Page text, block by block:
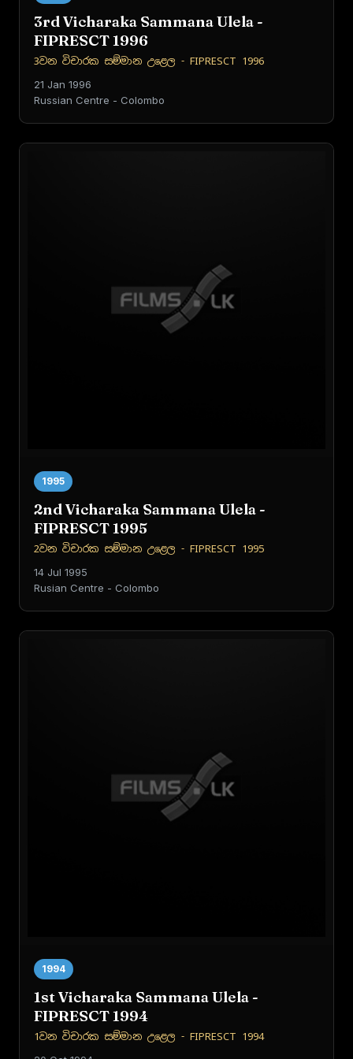
3rd Vicharaka Sammana Ulela -
FIPRESCT 1996
3වන විචාරක සම්මාන උළෙල - FIPRESCT 1996
21 Jan 1996
Russian Centre - Colombo
1995
2nd Vicharaka Sammana Ulela -
FIPRESCT 1995
2වන විචාරක සම්මාන උළෙල - FIPRESCT 1995
14 Jul 1995
Rusian Centre - Colombo
1994
1st Vicharaka Sammana Ulela -
FIPRESCT 1994
1වන විචාරක සම්මාන උළෙල - FIPRESCT 1994